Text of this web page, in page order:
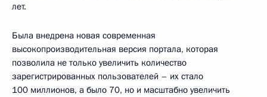
лет.
Была внедрена новая современная
высокопроизводительная версия портала, которая
позволила не только увеличить количество
зарегистрированных пользователей – их стало
100 миллионов, а было 70, но и масштабно увеличить